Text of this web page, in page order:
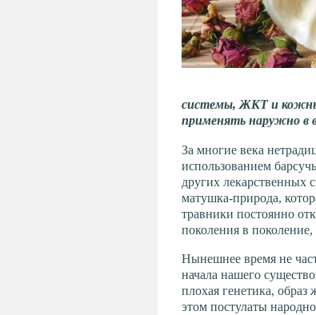
системы, ЖКТ и
применять наружно в
За многие века
использованием
других лекарственных
матушка-природа,
травники постоянно
поколения в поколение,
Нынешнее время не
начала нашего
плохая генетика,
этом постулаты